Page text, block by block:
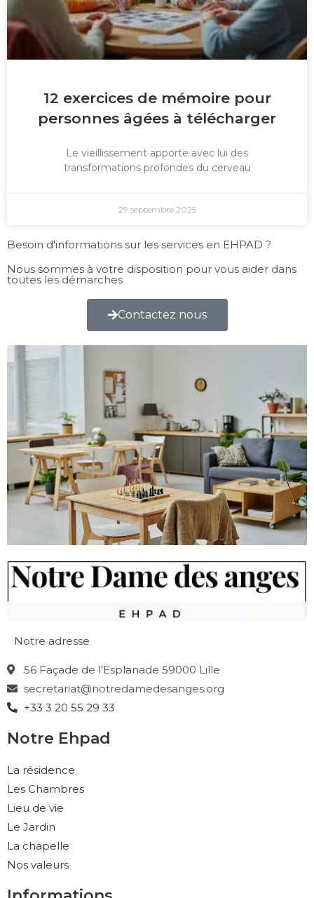
12 exercices de mémoire pour
personnes âgées à télécharger
Le vieillissement apporte avec lui des
transformations profondes du cerveau
29 septembre 2025
Besoin d'informations sur les services en EHPAD ?
Nous sommes à votre disposition pour vous aider dans
toutes les démarches
Contactez nous
Notre adresse
56 Façade de l’Esplanade 59000 Lille
secretariat@notredamedesanges.org
+33 3 20 55 29 33
Notre Ehpad
La résidence
Les Chambres
Lieu de vie
Le Jardin
La chapelle
Nos valeurs